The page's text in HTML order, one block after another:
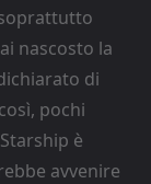
nascosto la
di
pochi
è
avvenire